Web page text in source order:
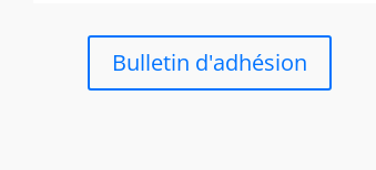
Bulletin d'adhésion